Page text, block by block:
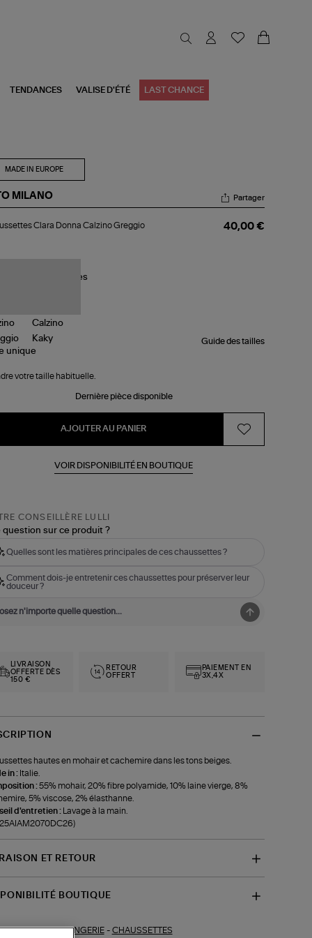
TENDANCES VALISE D'ÉTÉ LAST CHANCE
MADE IN EUROPE
MILANO Partager
Clara Donna Calzino Greggio 40,00 €
Guide des tailles
unique
votre taille habituelle.
Dernière pièce disponible
AJOUTER AU PANIER
VOIR DISPONIBILITÉ EN BOUTIQUE
CONSEILLÈRE LULLI
question sur ce produit ?
Quelles sont les matières principales de ces chaussettes ?
Comment dois-je entretenir ces chaussettes pour préserver leur
douceur ?
LIVRAISON
OFFERTE DÈS
150 €
RETOUR
OFFERT
PAIEMENT EN
3X,4X
hautes en mohair et cachemire dans les tons beiges.
in : Italie.
:55% mohair, 20% fibre polyamide, 10% laine vierge, 8%
5% viscose, 2% élasthanne.
d'entretien :
Lavage à la main.
ET RETOUR
BOUTIQUE
similaires :LINGERIE- CHAUSSETTES